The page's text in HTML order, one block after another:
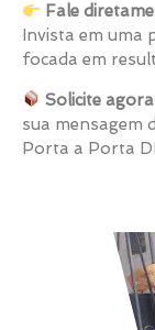
Fale
Invista em uma
focada em
Solicite
sua mensagem
Porta a Porta